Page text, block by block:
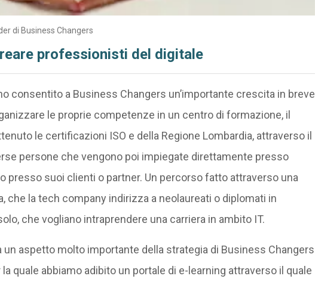
di Business Changers
professionisti del digitale
consentito a Business Changers un’importante crescita in breve
le proprie competenze in un centro di formazione, il
le certificazioni ISO e della Regione Lombardia, attraverso il
persone che vengono poi impiegate direttamente presso
presso suoi clienti o partner. Un percorso fatto attraverso una
che la tech company indirizza a neolaureati o diplomati in
che vogliano intraprendere una carriera in ambito IT.
un aspetto molto importante della strategia di Business Changers
quale abbiamo adibito un portale di e-learning attraverso il quale